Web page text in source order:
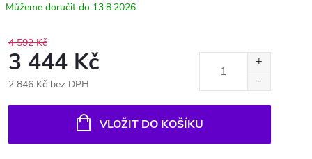
13.8.2026
4 592 Kč
3 444 Kč
2 846 Kč bez DPH
VLOŽIT DO KOŠÍKU